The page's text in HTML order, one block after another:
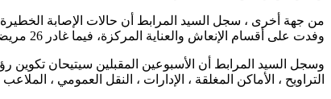
وفدت على أقسام الإنعاش والعناية المركزة، فيما غادر 26 مريضا هذه الأقسام بعد تحسن وضعهم الصحي ، فضلا عن تسجيل ثلاث وفيات فقط.
وسجل السيد المرابط أن الأسبوعين المقبلين سيتيحان تكوين
التراويح ، الأماكن المغلقة ، الإدارات ، النقل العمومي ،